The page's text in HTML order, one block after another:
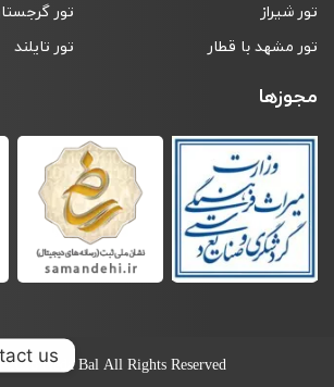
تور شیراز
تور مشهد با قطار
تور
تور تایلند
مجوزها
2026 Neda Bal All Rights Reserved
us